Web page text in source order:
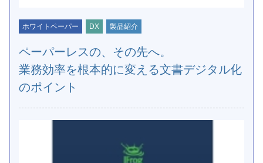
ホワイトペーパー DX 製品紹介
ペーパーレスの、その先へ。
業務効率を根本的に変える文書デジタル化
のポイント